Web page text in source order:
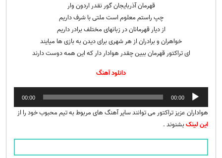
قهرمان آذربایجان گور نقدر اردون وار
چپ راستم معلوم است ملتی با شرف داریم
از دیار قهرمانان در زبانهای مختلف برادر داریم
خواهران و برادران از هر شهری برای دیدن به بازی ها میایند
ای تراکتور قهرمان ببین چقدر هوادار دار که این همه دوست دارند
دانلود آهنگ
پخش‌کننده
صوت
00:00
00:00
هواداران عزیز تراکتور می توانند سایر آهنگ های مربوط به تیم محبوب خود را از
این لینکبشنوند .